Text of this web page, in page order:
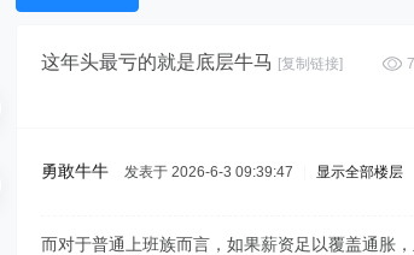
这年头最亏的就是底层牛马 [复制链接]
勇敢牛牛 发表于 2026-6-3 09:39:47 显示全部楼层
而对于普通上班族而言，如果薪资足以覆盖通胀